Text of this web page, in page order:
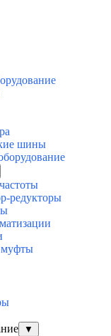
шины
редукторы
муфты
▼